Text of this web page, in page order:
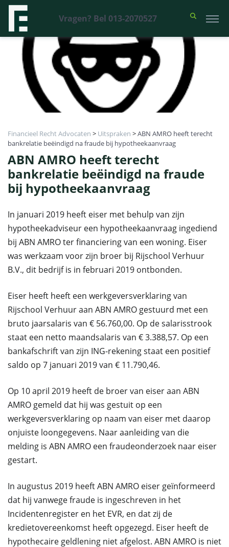
Vragen? Bel 013-2070527
Financieel Recht Advocaten > Uitspraken >ABN AMRO heeft terecht
bankrelatie beëindigd na fraude bij hypotheekaanvraag
ABN AMRO heeft terecht
bankrelatie beëindigd na fraude
bij hypotheekaanvraag
In januari 2019 heeft eiser met behulp van zijn
hypotheekadviseur een hypotheekaanvraag ingediend
bij ABN AMRO ter financiering van een woning. Eiser
was werkzaam voor zijn broer bij Rijschool Verhuur
B.V., dit bedrijf is in februari 2019 ontbonden.
Eiser heeft heeft een werkgeversverklaring van
Rijschool Verhuur aan ABN AMRO gestuurd met een
bruto jaarsalaris van € 56.760,00. Op de salarisstrook
staat een netto maandsalaris van € 3.388,57. Op een
bankafschrift van zijn ING-rekening staat een positief
saldo op 7 januari 2019 van € 11.790,46.
Op 10 april 2019 heeft de broer van eiser aan ABN
AMRO gemeld dat hij was gestuit op een
werkgeversverklaring op naam van eiser met daarop
onjuiste loongegevens. Naar aanleiding van die
melding is ABN AMRO een fraudeonderzoek naar eiser
gestart.
In augustus 2019 heeft ABN AMRO eiser geïnformeerd
dat hij vanwege fraude is ingeschreven in het
Incidentenregister en het EVR, en dat zij de
kredietovereenkomst heeft opgezegd. Eiser heeft de
hypothecaire geldlening niet afgelost. ABN AMRO is niet